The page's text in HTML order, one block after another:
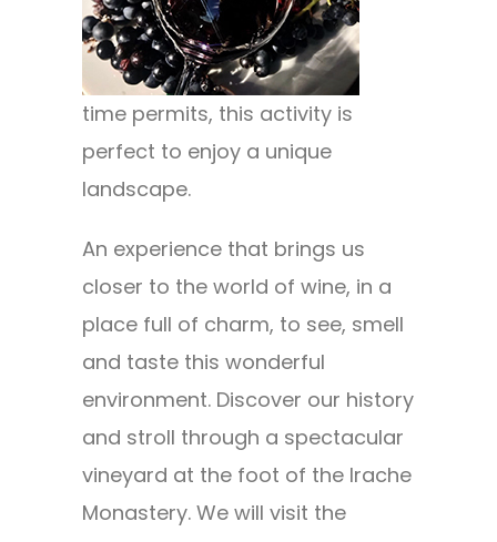
time permits, this activity is
perfect to enjoy a unique
landscape.
An experience that brings us
closer to the world of wine, in a
place full of charm, to see, smell
and taste this wonderful
environment. Discover our history
and stroll through a spectacular
vineyard at the foot of the Irache
Monastery. We will visit the